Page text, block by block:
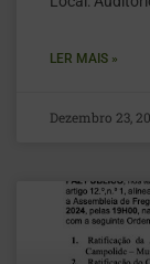
LER MAIS »
Dezembro 23,